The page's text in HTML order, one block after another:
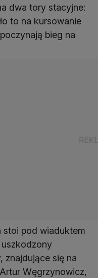
dwa tory stacyjne:
to na kursowanie
bieg na
pod wiaduktem
uszkodzony
znajdujące się na
Węgrzynowicz,